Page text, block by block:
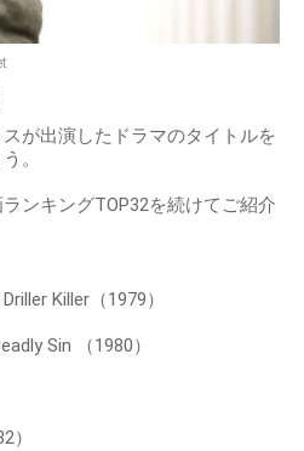
が出演したドラマのタイトルを
。
ンキングTOP32を続けてご紹介
Killer（1979）
Sin （1980）
）